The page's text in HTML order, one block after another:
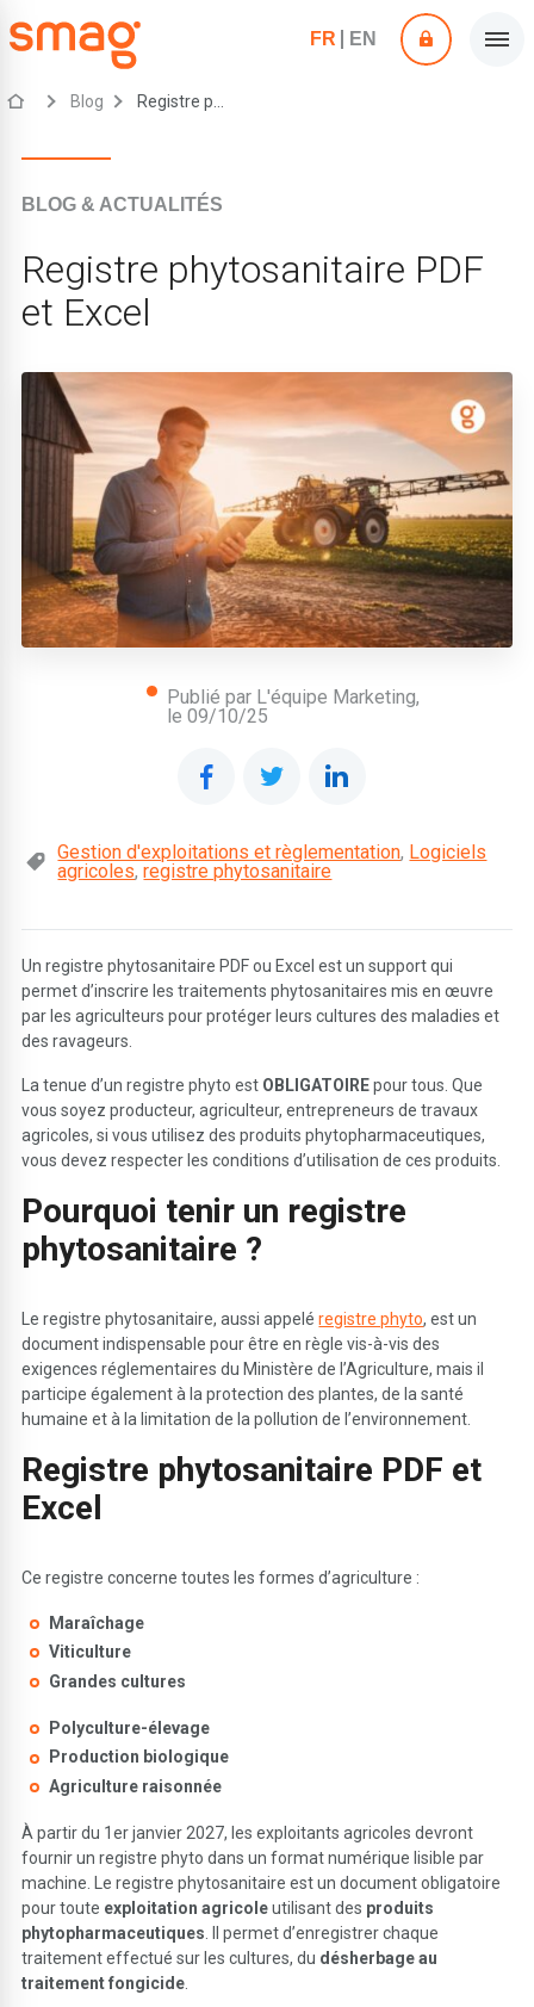
FR EN
Blog
BLOG & ACTUALITÉS
Registre phytosanitaire PDF
et Excel
Publié par L'équipe Marketing,
le 09/10/25
Gestion d'exploitations et règlementation, Logiciels
agricoles,registre phytosanitaire
Un registre phytosanitaire PDF ou Excel est un support qui
permet d’inscrire les traitements phytosanitaires mis en œuvre
par les agriculteurs pour protéger leurs cultures des maladies et
des ravageurs.
La tenue d’un registre phyto est OBLIGATOIREpour tous. Que
vous soyez producteur, agriculteur, entrepreneurs de travaux
agricoles, si vous utilisez des produits phytopharmaceutiques,
vous devez respecter les conditions d’utilisation de ces produits.
Pourquoi tenir un registre
phytosanitaire ?
Le registre phytosanitaire, aussi appeléregistre phyto, est un
document indispensable pour être en règle vis-à-vis des
exigences réglementaires du Ministère de l’Agriculture, mais il
participe également à la protection des plantes, de la santé
humaine et à la limitation de la pollution de l’environnement.
Registre phytosanitaire PDF et
Excel
Ce registre concerne toutes les formes d’agriculture :
Maraîchage
Viticulture
Grandes cultures
Polyculture-élevage
Production biologique
Agriculture raisonnée
À partir du 1er janvier 2027, les exploitants agricoles devront
fournir un registre phyto dans un format numérique lisible par
machine. Le registre phytosanitaire est un document obligatoire
pour toute exploitation agricoleutilisant des produits
phytopharmaceutiques. Il permet d’enregistrer chaque
traitement effectué sur les cultures, du désherbage au
traitement fongicide.